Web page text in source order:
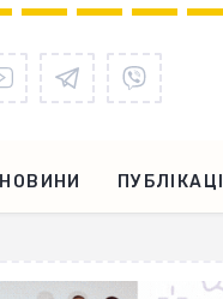
НОВИНИ ПУБЛІКАЦІЇ